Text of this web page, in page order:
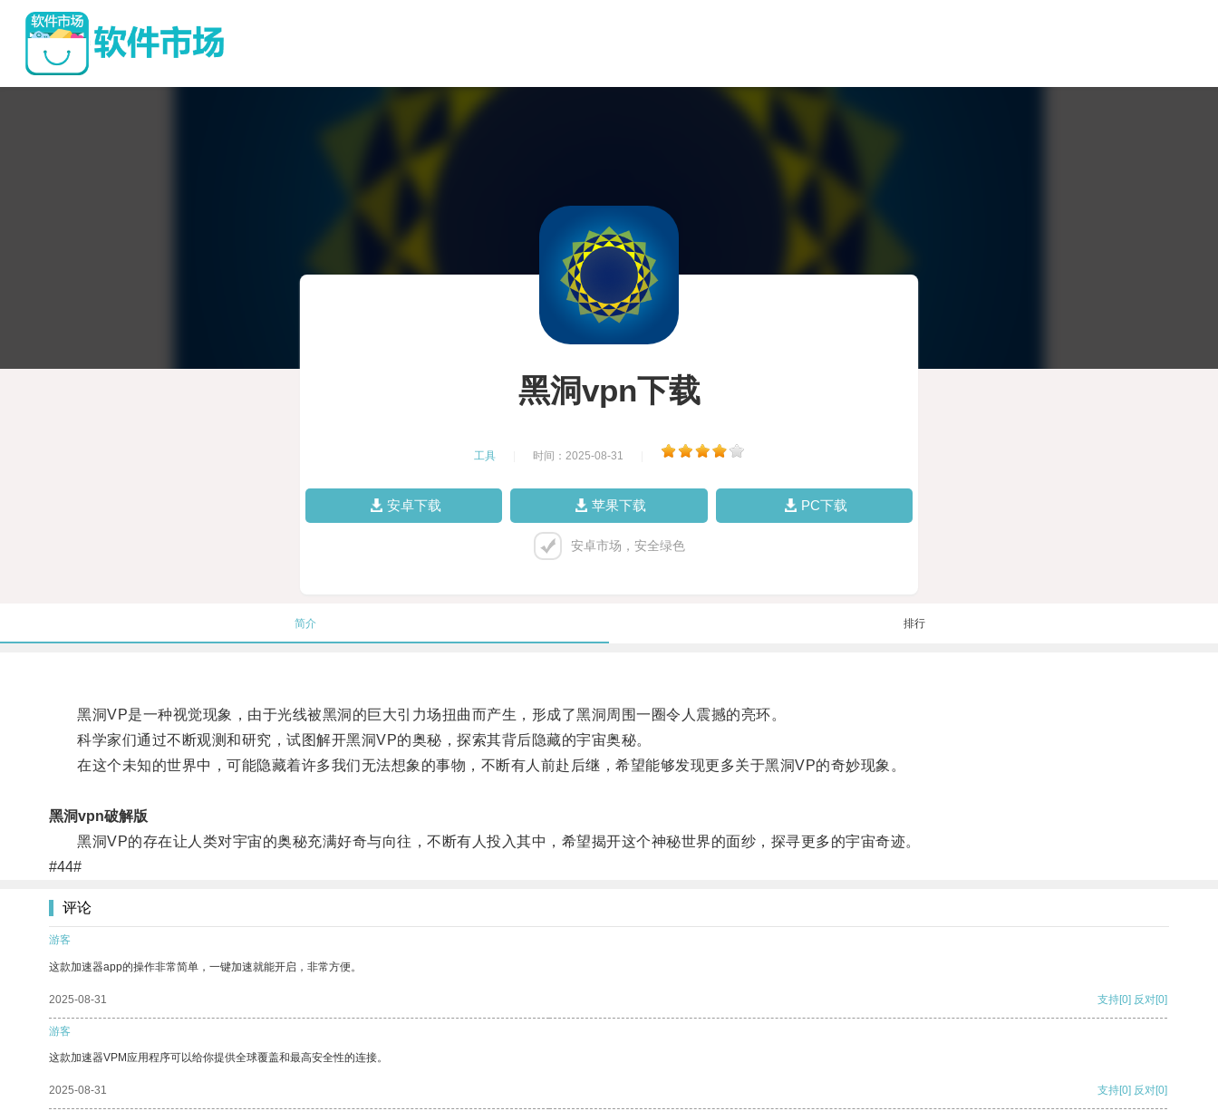
黑洞vpn下载
工具 时间：2025-08-31
安卓下载 苹果下载 PC下载
安卓市场，安全绿色
简介 排行
黑洞VP是一种视觉现象，由于光线被黑洞的巨大引力场扭曲而产生，形成了黑洞周围一圈令人震撼的亮环。
科学家们通过不断观测和研究，试图解开黑洞VP的奥秘，探索其背后隐藏的宇宙奥秘。
在这个未知的世界中，可能隐藏着许多我们无法想象的事物，不断有人前赴后继，希望能够发现更多关于黑洞VP的奇妙现象。
黑洞vpn破解版
黑洞VP的存在让人类对宇宙的奥秘充满好奇与向往，不断有人投入其中，希望揭开这个神秘世界的面纱，探寻更多的宇宙奇迹。
#44#
评论
游客
这款加速器app的操作非常简单，一键加速就能开启，非常方便。
2025-08-31 支持[0] 反对[0]
游客
这款加速器VPM应用程序可以给你提供全球覆盖和最高安全性的连接。
2025-08-31 支持[0] 反对[0]